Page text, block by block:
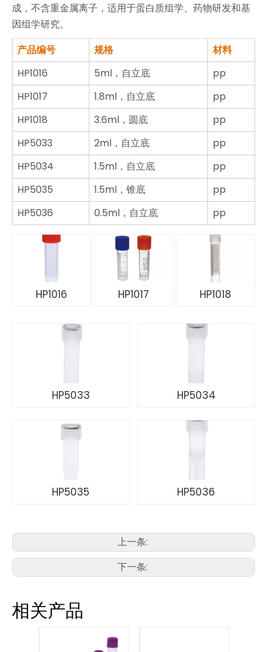
成，不含重金属离子，适用于蛋白质组学、药物研发和基
因组学研究。
产品编号
规格
材料
HP1016
5ml，自立底
pp
HP1017
1.8ml，自立底
pp
HP1018
3.6ml，圆底
pp
HP5033
2ml， 自立底
pp
HP5034
1.5ml， 自立底
pp
HP5035
1.5ml，锥底
pp
HP5036
0.5ml， 自立底 pp
HP1016 HP1017 HP1018
HP5033 HP5034
HP5035 HP5036
上一条:
下一条:
相关产品